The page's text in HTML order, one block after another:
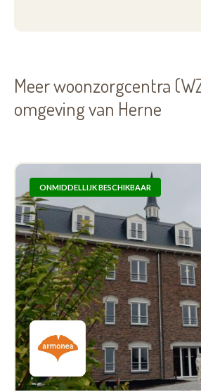
Meer woonzorgcentra
omgeving van Herne
ONMIDDELLIJK BESCHIKBAAR